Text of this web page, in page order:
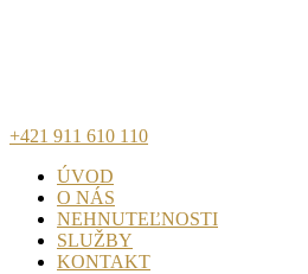
+421 911 610 110
ÚVOD
O NÁS
NEHNUTEĽNOSTI
SLUŽBY
KONTAKT